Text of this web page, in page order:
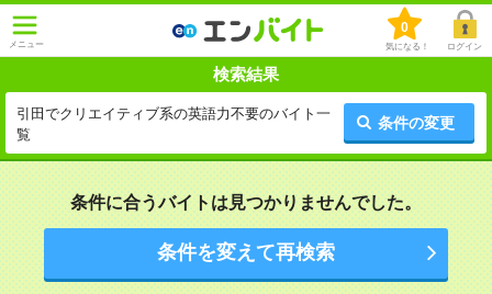
メニュー
0
気になる！ ログイン
検索結果
引田でクリエイティブ系の英語力不要のバイト一
覧
条件の変更
条件に合うバイトは見つかりませんでした。
条件を変えて再検索